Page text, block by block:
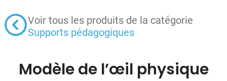
Voir tous les produits de la catégorie
Supports pédagogiques
Modèle de l’œil physique